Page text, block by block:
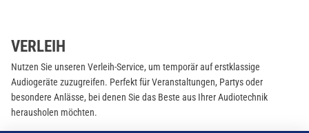
VERLEIH
Nutzen Sie unseren Verleih-Service, um temporär auf erstklassige
Audiogeräte zuzugreifen. Perfekt für Veranstaltungen, Partys oder
besondere Anlässe, bei denen Sie das Beste aus Ihrer Audiotechnik
herausholen möchten.